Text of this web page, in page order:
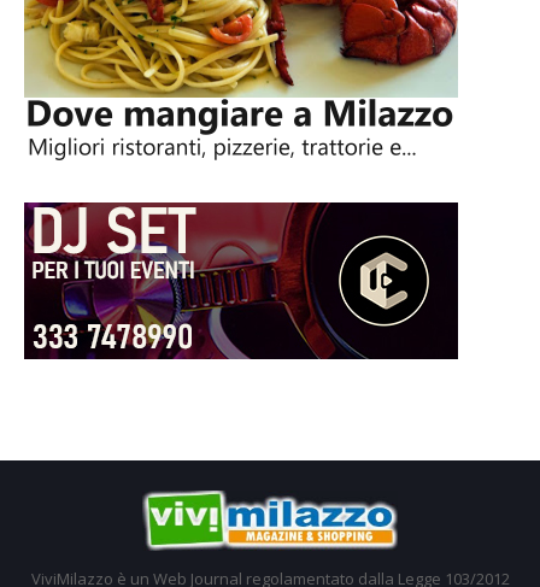
ViviMilazzo è un Web Journal regolamentato dalla Legge 103/2012